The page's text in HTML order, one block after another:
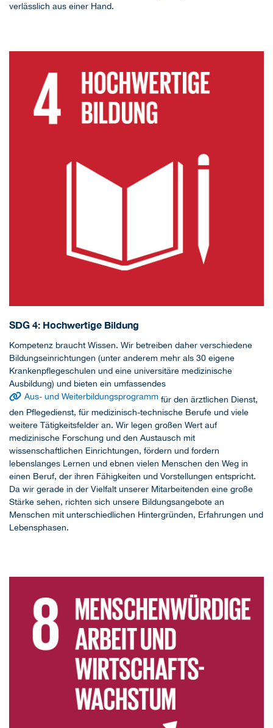
verlässlich aus einer Hand.
SDG 4: Hochwertige Bildung
Kompetenz braucht Wissen. Wir betreiben daher verschiedene
Bildungseinrichtungen (unter anderem mehr als 30 eigene
Krankenpflegeschulen und eine universitäre medizinische
Ausbildung) und bieten ein umfassendes
Aus- und Weiterbildungsprogramm für den ärztlichen Dienst,
den Pflegedienst, für medizinisch-technische Berufe und viele
weitere Tätigkeitsfelder an. Wir legen großen Wert auf
medizinische Forschung und den Austausch mit
wissenschaftlichen Einrichtungen, fördern und fordern
lebenslanges Lernen und ebnen vielen Menschen den Weg in
einen Beruf, der ihren Fähigkeiten und Vorstellungen entspricht.
Da wir gerade in der Vielfalt unserer Mitarbeitenden eine große
Stärke sehen, richten sich unsere Bildungsangebote an
Menschen mit unterschiedlichen Hintergründen, Erfahrungen und
Lebensphasen.